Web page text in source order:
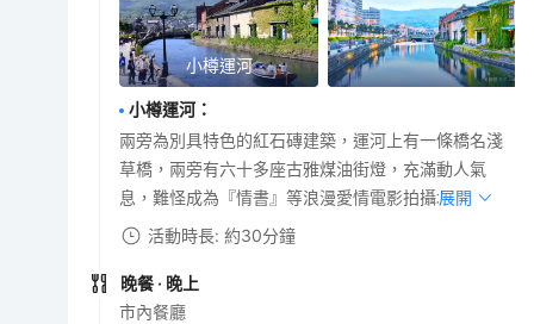
小樽運河
小樽運河 ：
兩旁為別具特色的紅石磚建築，運河上有一條橋名淺
草橋，兩旁有六十多座古雅煤油街燈，充滿動人氣
息，難怪成為『情書』等浪漫愛情電影拍攝地。
展開
活動時長: 約30分鐘
晚餐 · 晚上
市內餐廳